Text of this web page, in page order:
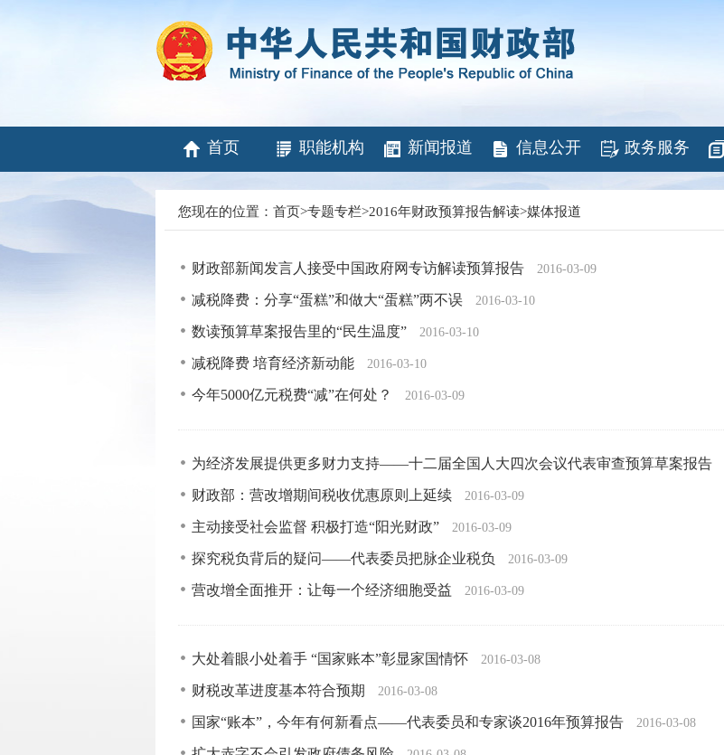
首页 职能机构 新闻报道 信息公开 政务服务
您现在的位置： 首页>专题专栏>2016年财政预算报告解读>媒体报道
财政部新闻发言人接受中国政府网专访解读预算报告 2016-03-09
减税降费：分享“蛋糕”和做大“蛋糕”两不误 2016-03-10
数读预算草案报告里的“民生温度” 2016-03-10
减税降费 培育经济新动能 2016-03-10
今年5000亿元税费“减”在何处？ 2016-03-09
为经济发展提供更多财力支持——十二届全国人大四次会议代表审查预算草案报告
财政部：营改增期间税收优惠原则上延续 2016-03-09
主动接受社会监督 积极打造“阳光财政” 2016-03-09
探究税负背后的疑问——代表委员把脉企业税负 2016-03-09
营改增全面推开：让每一个经济细胞受益 2016-03-09
大处着眼小处着手 “国家账本”彰显家国情怀 2016-03-08
财税改革进度基本符合预期 2016-03-08
国家“账本”，今年有何新看点——代表委员和专家谈2016年预算报告 2016-03-08